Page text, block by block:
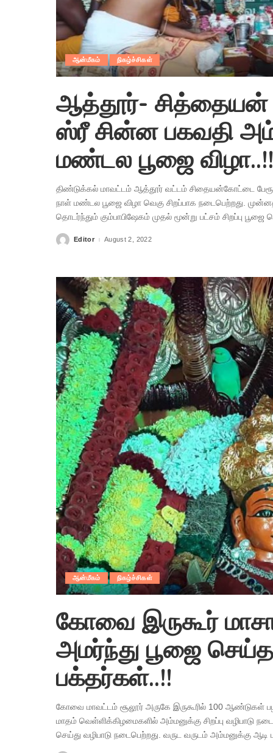
ஆன்மீகம் நிகழ்ச்சிகள்
ஆத்தூர்- சித்தையன்
ஸ்ரீ சின்ன பகவதி
மண்டல பூஜை விழா..!!
திண்டுக்கல் மாவட்டம் ஆத்தூர் வட்டம் சிதையன்கோட்டை
நாள் மண்டல பூஜை விழா வெகு சிறப்பாக நடைபெற்றது.
தொடர்ந்தும் கும்பாபிஷேகம் முதல் மூன்று பட்சம் சிறப்பு
PostedEditor August 2, 2022
ஆன்மீகம் நிகழ்ச்சிகள்
கோவை இருகூர்
அமர்ந்து பூஜை
பக்தர்கள்..!!
கோவை மாவட்டம் சூலூர் அருகே இருகூரில் 100 ஆண்டுகள்
மாதம் வெள்ளிக்கிழமைகளில் அம்மனுக்கு சிறப்பு வழிபாடு
செய்து வழிபாடு நடைபெற்றது. வருட வருடம் அம்மனுக்கு